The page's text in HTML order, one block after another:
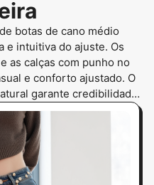
botas de cano médio
e intuitiva do ajuste. Os
as calças com punho no
e conforto ajustado. O
garante credibilidade
poses estáticas.